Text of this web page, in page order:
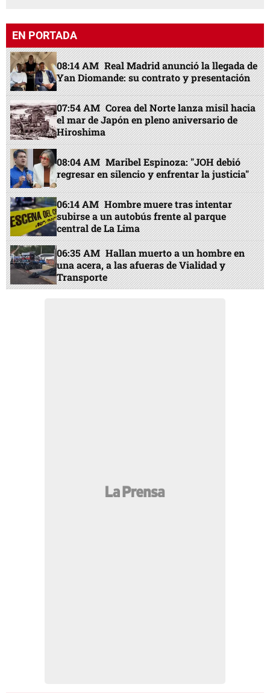
EN PORTADA
08:14 AM Real Madrid anunció la llegada de
Yan Diomande: su contrato y presentación
07:54 AM Corea del Norte lanza misil hacia
el mar de Japón en pleno aniversario de
Hiroshima
08:04 AM Maribel Espinoza: "JOH debió
regresar en silencio y enfrentar la justicia"
06:14 AM Hombre muere tras intentar
subirse a un autobús frente al parque
central de La Lima
06:35 AM Hallan muerto a un hombre en
una acera, a las afueras de Vialidad y
Transporte